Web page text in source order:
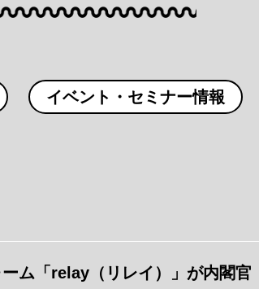
イベント・セミナー情報
ム「relay（リレイ）」が内閣官